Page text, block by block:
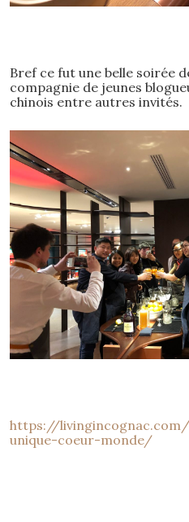
Bref ce fut une belle soirée
compagnie de jeunes
chinois entre autres invités.
https://
unique-coeur-monde/